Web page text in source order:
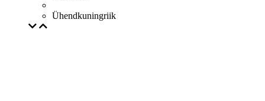
Ühendkuningriik